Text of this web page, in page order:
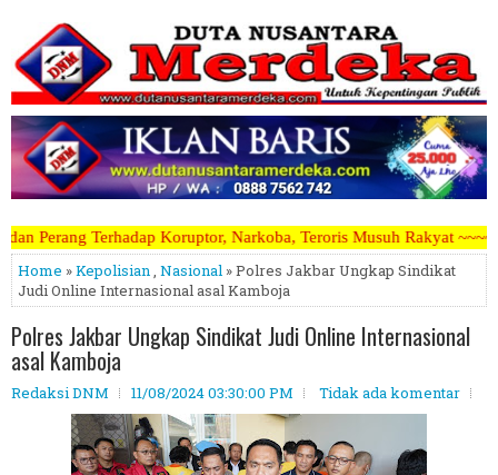
Narkoba, Teroris Musuh Rakyat ~~~~~>>>>> Kami
Home »Kepolisian, Nasional » Polres Jakbar Ungkap Sindikat
Judi Online Internasional asal Kamboja
Polres Jakbar Ungkap Sindikat Judi Online Internasional
asal Kamboja
Redaksi DNM 11/08/2024 03:30:00 PM Tidak ada komentar